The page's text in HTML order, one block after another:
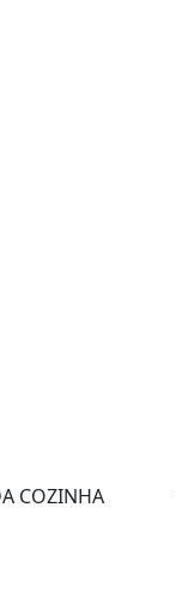
COZINHA